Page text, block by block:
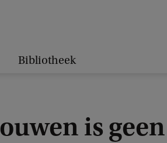
Bibliotheek
is geen